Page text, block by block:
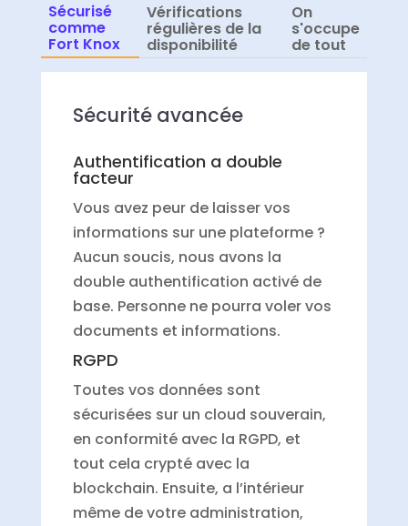
Sécurisé
comme
Fort Knox
Vérifications
régulières de la
disponibilité
On
s'occupe
de tout
Sécurité avancée
Authentification a double
facteur
Vous avez peur de laisser vos
informations sur une plateforme ?
Aucun soucis, nous avons la
double authentification activé de
base. Personne ne pourra voler vos
documents et informations.
RGPD
Toutes vos données sont
sécurisées sur un cloud souverain,
en conformité avec la RGPD, et
tout cela crypté avec la
blockchain. Ensuite, a l’intérieur
même de votre administration,